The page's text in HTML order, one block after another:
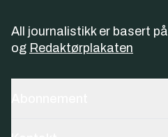
All journalistikk er basert på
og Redaktørplakaten